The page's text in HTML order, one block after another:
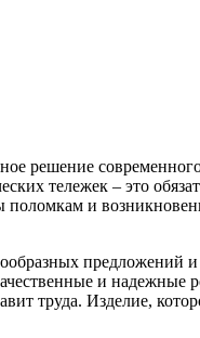
решение
тележек – это
поломкам и
предложений
и надежные
труда. Изделие,